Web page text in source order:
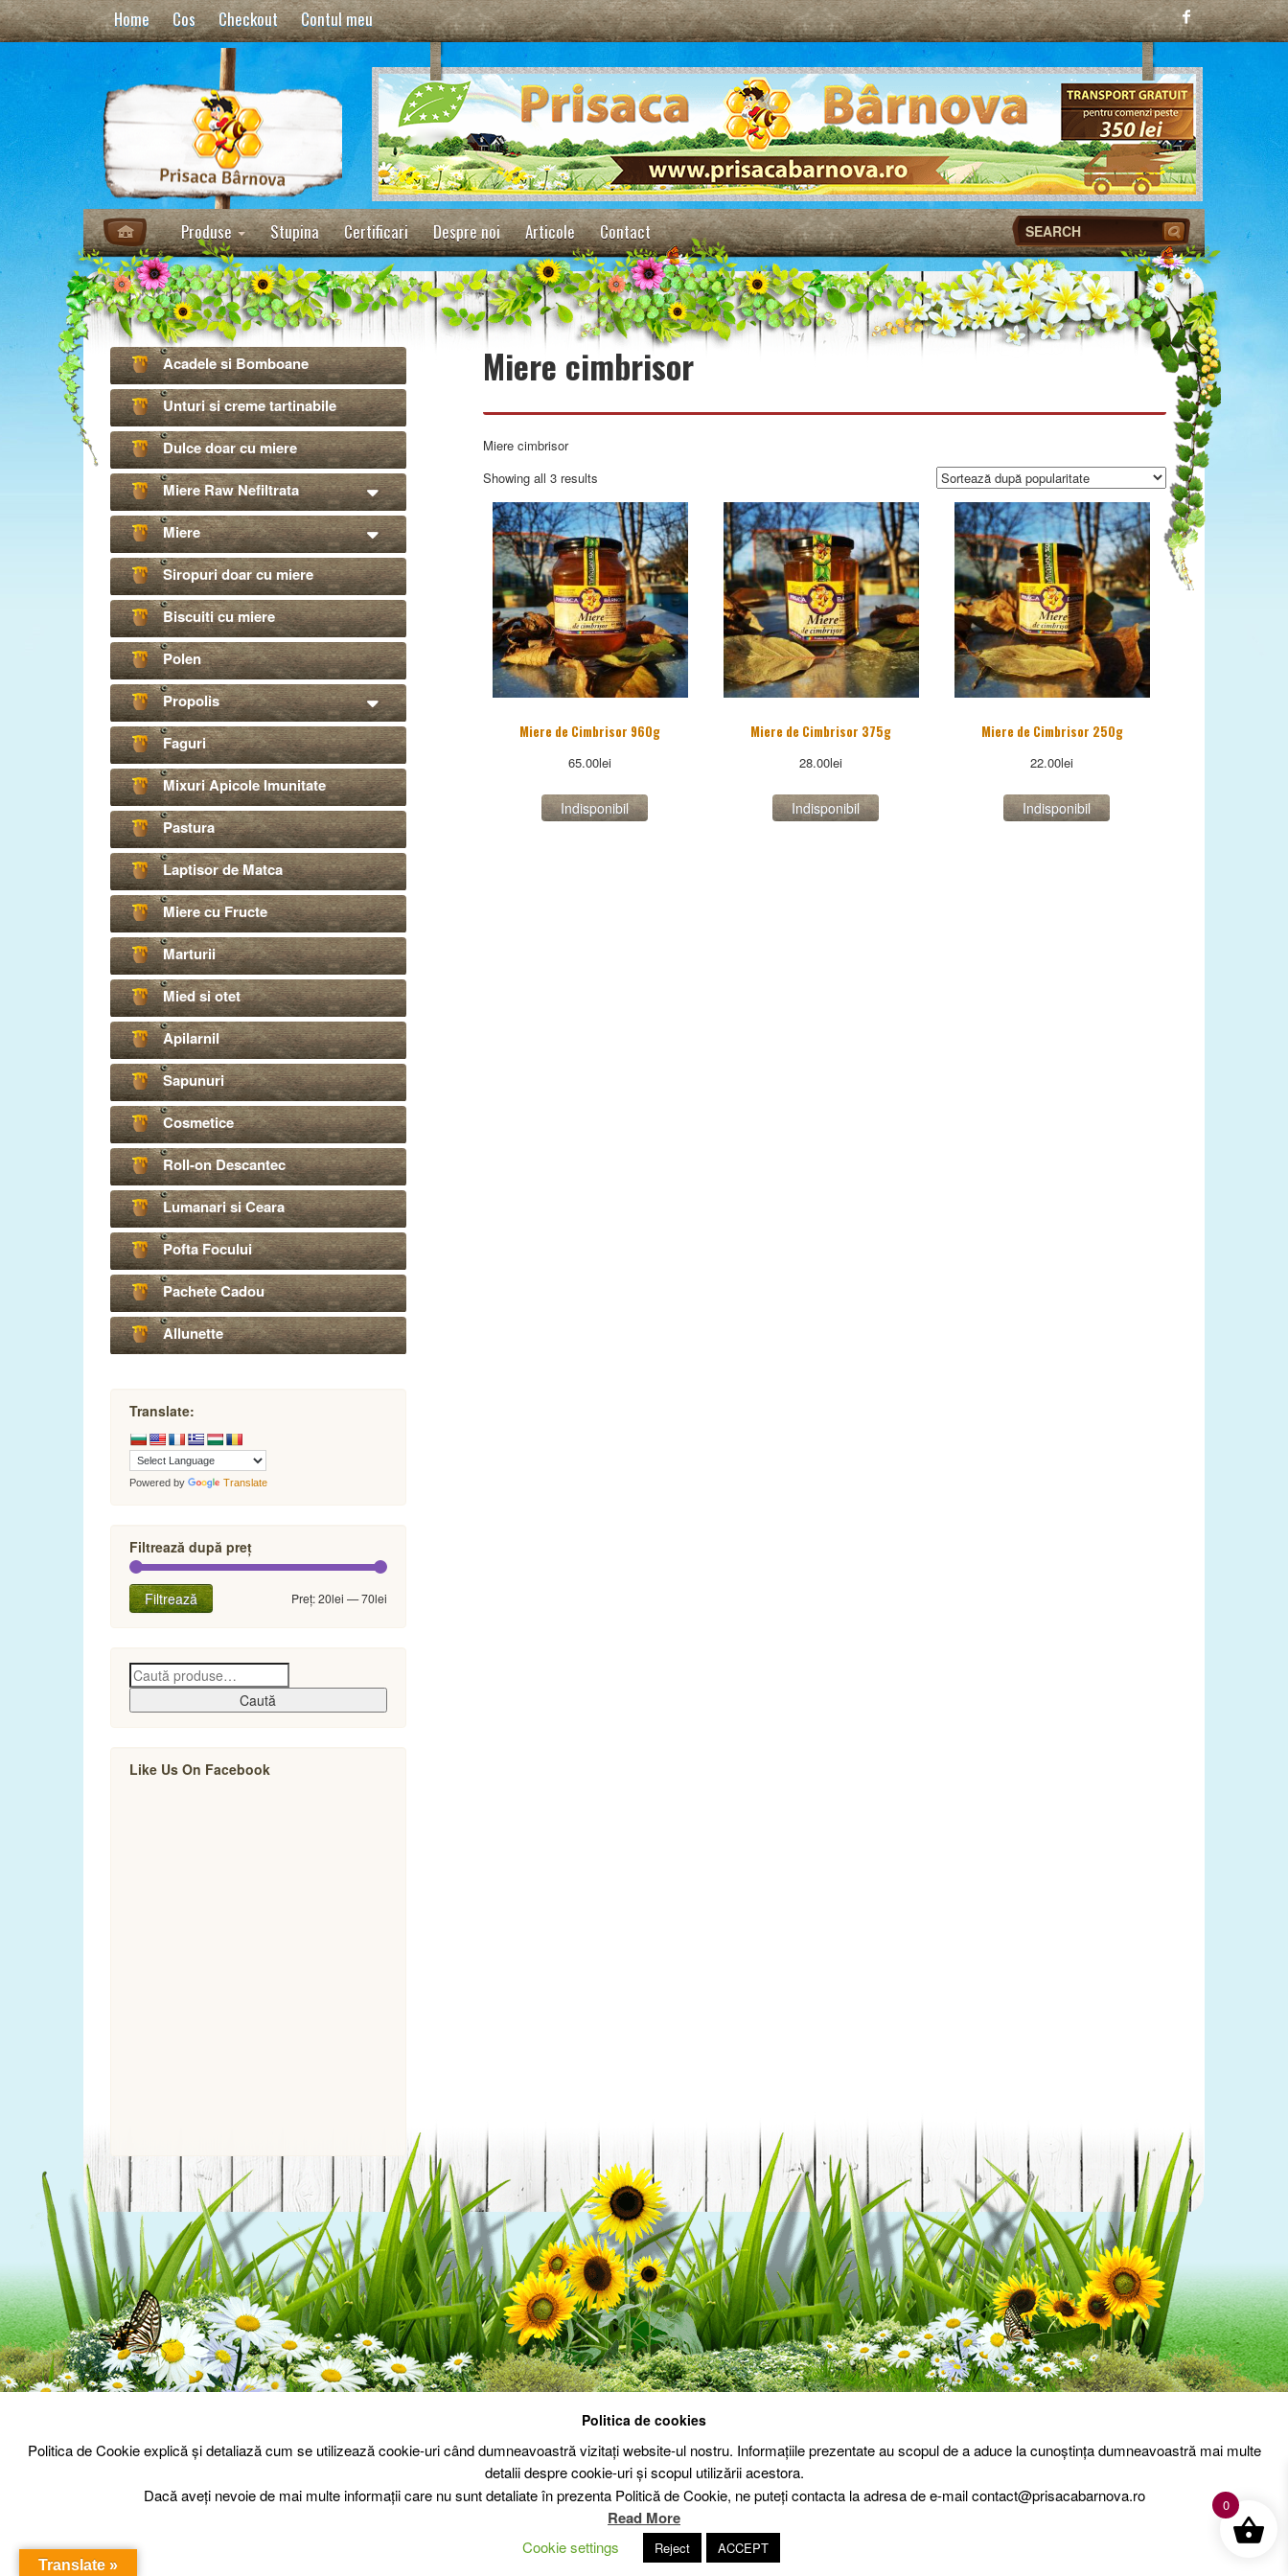
Home Cos Checkout Contul meu
Produse Stupina Certificari Despre noi Articole Contact
Miere cimbrisor
Miere cimbrisor
Showing all 3 resultsSorted
by
popularity
Miere de Cimbrisor 960g
65.00lei
Miere de Cimbrisor 375g
28.00lei
Miere de Cimbrisor 250g
22.00lei
Acadele si Bomboane
Unturi si creme tartinabile
Dulce doar cu miere
Miere Raw Nefiltrata
Miere
Siropuri doar cu miere
Biscuiti cu miere
Polen
Propolis
Faguri
Mixuri Apicole Imunitate
Pastura
Laptisor de Matca
Miere cu Fructe
Marturii
Mied si otet
Apilarnil
Sapunuri
Cosmetice
Roll-on Descantec
Lumanari si Ceara
Pofta Focului
Pachete Cadou
Allunette
Translate:
Powered by Translate
Filtrează după preț
Preț
Preț
Filtrează Preț:20lei —70lei
Caută
Like Us On Facebook
© Prisaca Barnova 2026 - Sign Up Politica de cookie Politica de confidentialitate Livrare – Termeni si conditii Contact
Politica de cookies
Politica de Cookie explică și detaliază cum se utilizează cookie-uri când dumneavoastră vizitați website-ul nostru. Informațiile prezentate au scopul de a aduce la cunoștința dumneavoastră mai multe
detalii despre cookie-uri și scopul utilizării acestora.
Dacă aveți nevoie de mai multe informații care nu sunt detaliate în prezenta Politică de Cookie, ne puteți contacta la adresa de e-mail contact@prisacabarnova.ro
Read More
Cookie settings Reject ACCEPT
Translate »
0